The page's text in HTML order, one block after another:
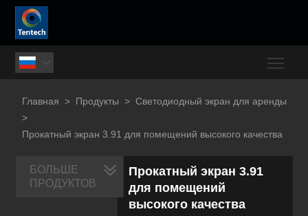

Главная > Продукты > Светодиодный экран для аренды
>
Прокатный экран 3.91 для помещений высокого качества
Прокатный экран 3.91
для помещений
высокого качества
БОЛЬШЕ
ПРОДУКТОВ